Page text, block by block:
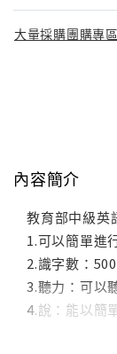
大量採購團購專區
內容簡介
教育部中級英
1.可以簡單進
2.識字數：
3.聽力：可以
4.說：能以簡